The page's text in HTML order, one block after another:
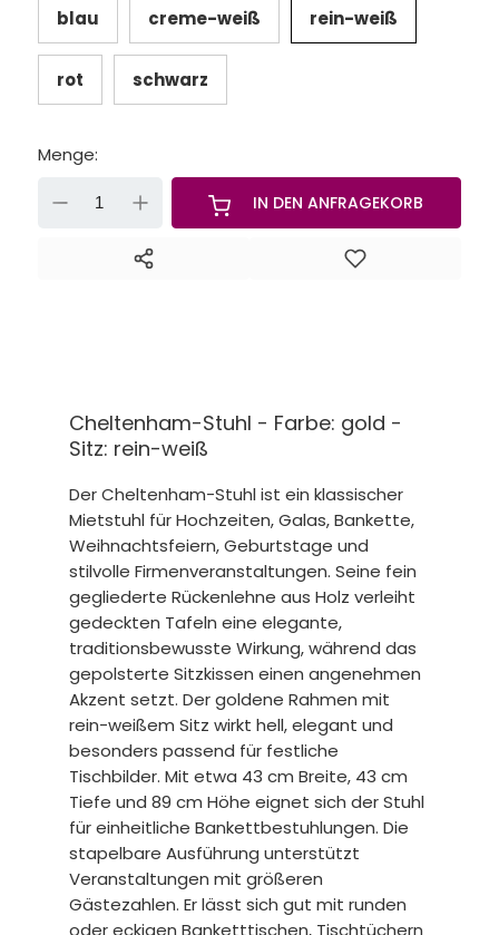
blau creme-weiß rein-weiß
rot schwarz
Menge:
IN DEN ANFRAGEKORB
Cheltenham-Stuhl - Farbe: gold -
Sitz: rein-weiß
Der Cheltenham-Stuhl ist ein klassischer
Mietstuhl für Hochzeiten, Galas, Bankette,
Weihnachtsfeiern, Geburtstage und
stilvolle Firmenveranstaltungen. Seine fein
gegliederte Rückenlehne aus Holz verleiht
gedeckten Tafeln eine elegante,
traditionsbewusste Wirkung, während das
gepolsterte Sitzkissen einen angenehmen
Akzent setzt. Der goldene Rahmen mit
rein-weißem Sitz wirkt hell, elegant und
besonders passend für festliche
Tischbilder. Mit etwa 43 cm Breite, 43 cm
Tiefe und 89 cm Höhe eignet sich der Stuhl
für einheitliche Bankettbestuhlungen. Die
stapelbare Ausführung unterstützt
Veranstaltungen mit größeren
Gästezahlen. Er lässt sich gut mit runden
oder eckigen Banketttischen, Tischtüchern